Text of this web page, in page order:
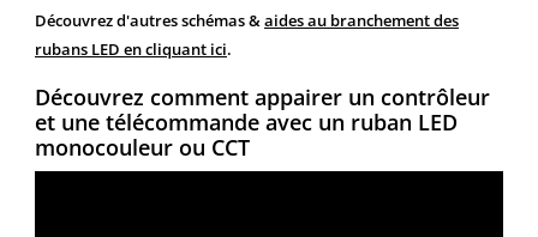
Découvrez d'autres schémas &aides au branchement des
rubans LED en cliquant ici.
Découvrez comment appairer un contrôleur
et une télécommande avec un ruban LED
monocouleur ou CCT